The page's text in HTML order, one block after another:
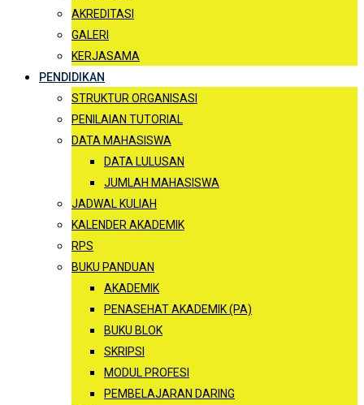
AKREDITASI
GALERI
KERJASAMA
PENDIDIKAN
STRUKTUR ORGANISASI
PENILAIAN TUTORIAL
DATA MAHASISWA
DATA LULUSAN
JUMLAH MAHASISWA
JADWAL KULIAH
KALENDER AKADEMIK
RPS
BUKU PANDUAN
AKADEMIK
PENASEHAT AKADEMIK (PA)
BUKU BLOK
SKRIPSI
MODUL PROFESI
PEMBELAJARAN DARING